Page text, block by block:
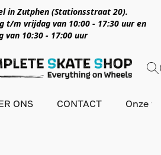
in Zutphen (Stationsstraat 20).
t/m vrijdag van 10:00 - 17:30 uur en
van 10:30 - 17:00 uur
ONS CONTACT Onze